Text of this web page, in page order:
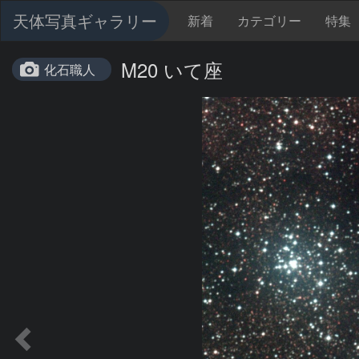
天体写真ギャラリー 新着 カテゴリー 特集
化石職人 M20 いて座